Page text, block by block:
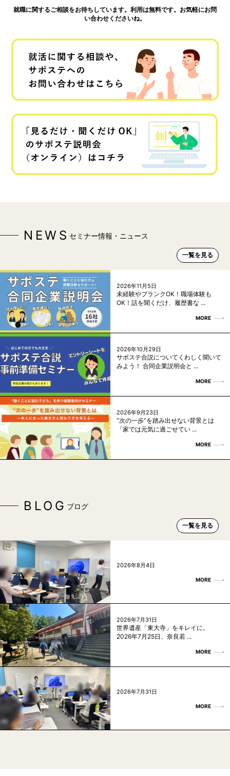
就職に関するご相談をお待ちしています。利用は無料です。お気軽にお問
い合わせくださいね。
NEWS セミナー情報・ニュース
一覧を見る
2026年11月5日
未経験やブランクOK！職場体験も
OK！話を聞くだけ、履歴書な ...
MORE
2026年10月29日
サポステ合説についてくわしく聞いて
みよう！ 合同企業説明会と ...
MORE
2026年9月23日
“次の一歩”を踏み出せない背景とは
「家では元気に過ごせてい ...
MORE
BLOG ブログ
一覧を見る
2026年8月4日
MORE
2026年7月31日
世界遺産「東大寺」をキレイに。
2026年7月25日、奈良若 ...
MORE
2026年7月31日
MORE